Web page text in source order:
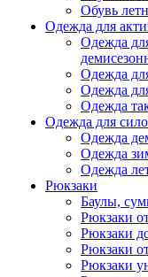
Обувь
Одежда для
Одежда
Одежда
Одежда
Одежда
Одежда для
Одежда
Одежда
Одежда
Рюкзаки
Баулы,
Рюкзаки
Рюкзаки
Рюкзаки
Рюкзаки